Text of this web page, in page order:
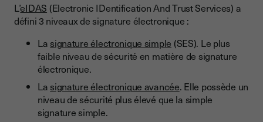
L’eIDAS (Electronic IDentification And Trust Services) a
défini 3 niveaux de signature électronique :
La signature électronique simple (SES). Le plus
faible niveau de sécurité en matière de signature
électronique.
La signature électronique avancée. Elle possède un
niveau de sécurité plus élevé que la simple
signature simple.